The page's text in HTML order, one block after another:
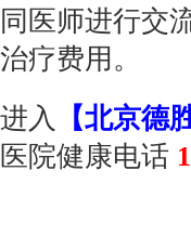
医师进行交
疗费用。
入
【北京德
院健康电话